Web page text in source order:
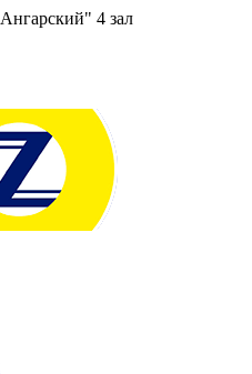
4 зал